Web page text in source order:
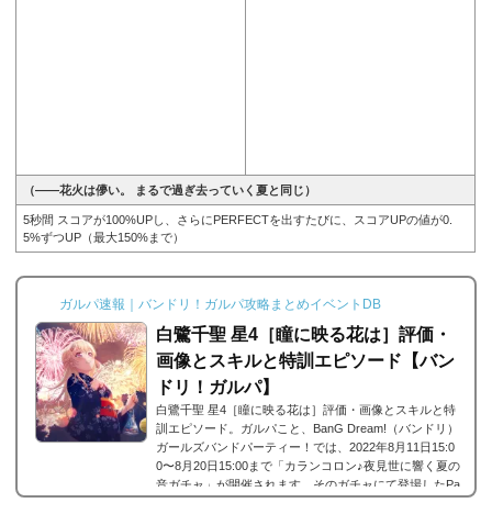
（――花火は儚い。 まるで過ぎ去っていく夏と同じ）
5秒間 スコアが100%UPし、さらにPERFECTを出すたびに、スコアUPの値が0.
5%ずつUP（最大150%まで）
ガルパ速報｜バンドリ！ガルパ攻略まとめイベントDB
白鷺千聖 星4［瞳に映る花は］評価・
画像とスキルと特訓エピソード【バン
ドリ！ガルパ】
白鷺千聖 星4［瞳に映る花は］評価・画像とスキルと特
訓エピソード。ガルパこと、BanG Dream!（バンドリ）
ガールズバンドパーティー！では、2022年8月11日15:0
0〜8月20日15:00まで「カランコロン♪夜見世に響く夏の
音ガチャ」が開催されます。そのガチャにて登場したPa